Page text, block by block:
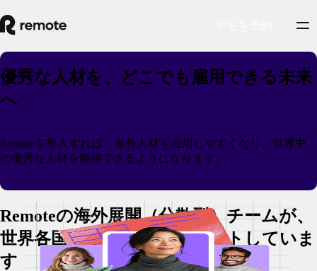
優秀な人材を、どこでも雇用できる未来
へ
Remoteを導入すれば、海外人材を雇用しやすくなり、世界中
の優秀な人材を獲得できるようになります。
Remoteの海外展開（分散型）チームが、
世界各国でビジネスをサポートしていま
す